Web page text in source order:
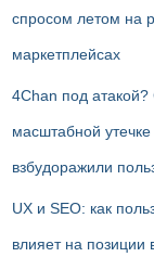
спросом летом на
маркетплейсах
4Chan под атакой?
масштабной
взбудоражили
UX и SEO: как
влияет на позиции